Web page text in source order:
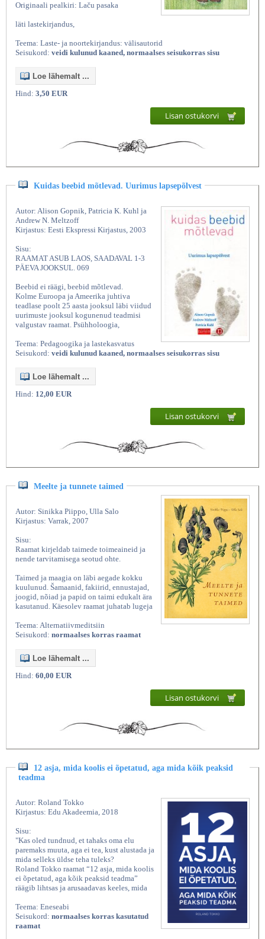
Originaali pealkiri: Laču pasaka
läti lastekirjandus,
Teema: Laste- ja noortekirjandus: välisautorid
Seisukord: veidi kulunud kaaned, normaalses seisukorras sisu
Loe lähemalt ...
Hind: 3,50 EUR
Lisan ostukorvi
Kuidas beebid mõtlevad. Uurimus lapsepõlvest
Autor: Alison Gopnik, Patricia K. Kuhl ja
Andrew N. Meltzoff
Kirjastus: Eesti Ekspressi Kirjastus, 2003
Sisu:
RAAMAT ASUB LAOS, SAADAVAL 1-3
PÄEVA JOOKSUL. 069
Beebid ei räägi, beebid mõtlevad.
Kolme Euroopa ja Ameerika juhtiva
teadlase poolt 25 aasta jooksul läbi viidud
uurimuste jooksul kogunenud teadmisi
valgustav raamat. Psühholoogia,
Teema: Pedagoogika ja lastekasvatus
Seisukord: veidi kulunud kaaned, normaalses seisukorras sisu
Loe lähemalt ...
Hind: 12,00 EUR
Lisan ostukorvi
Meelte ja tunnete taimed
Autor: Sinikka Piippo, Ulla Salo
Kirjastus: Varrak, 2007
Sisu:
Raamat kirjeldab taimede toimeaineid ja
nende tarvitamisega seotud ohte.
Taimed ja maagia on läbi aegade kokku
kuulunud. Šamaanid, fakiirid, ennustajad,
joogid, nõiad ja papid on taimi edukalt ära
kasutanud. Käesolev raamat juhatab lugeja
Teema: Alternatiivmeditsiin
Seisukord: normaalses korras raamat
Loe lähemalt ...
Hind: 60,00 EUR
Lisan ostukorvi
12 asja, mida koolis ei õpetatud, aga mida kõik peaksid
teadma
Autor: Roland Tokko
Kirjastus: Edu Akadeemia, 2018
Sisu:
"Kas oled tundnud, et tahaks oma elu
paremaks muuta, aga ei tea, kust alustada ja
mida selleks üldse teha tuleks?
Roland Tokko raamat “12 asja, mida koolis
ei õpetatud, aga kõik peaksid teadma”
räägib lihtsas ja arusaadavas keeles, mida
Teema: Eneseabi
Seisukord: normaalses korras kasutatud
raamat